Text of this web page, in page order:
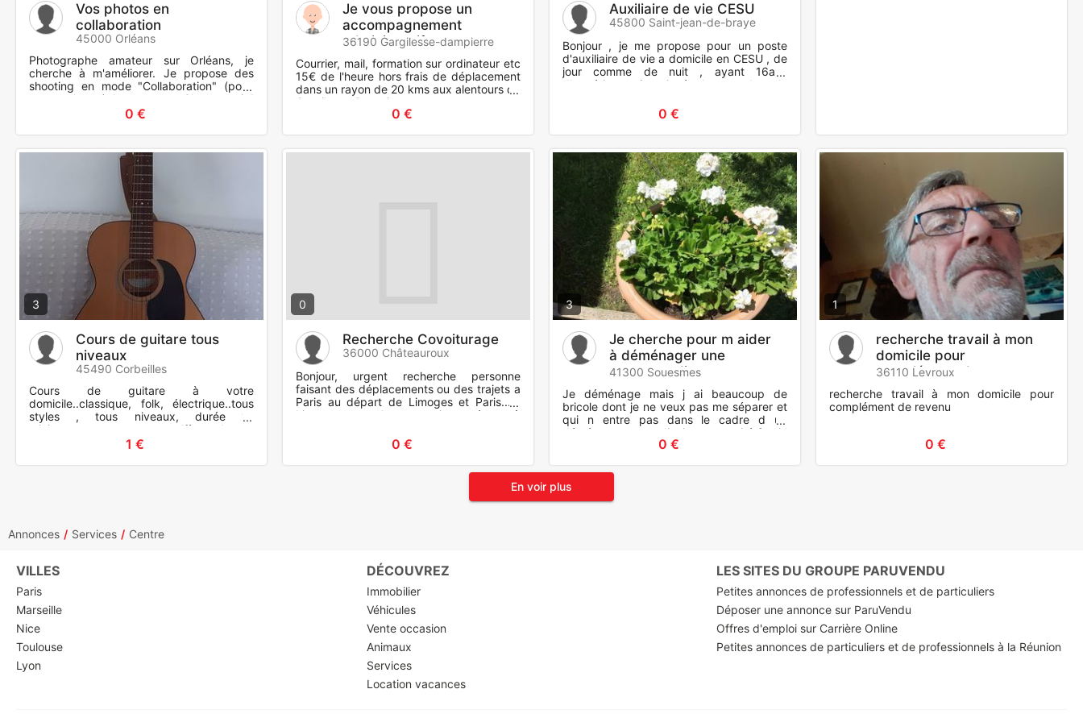
Vos photos en
collaboration
45000 Orléans
Photographe amateur sur Orléans, je
cherche à m'améliorer. Je propose des
shooting en mode "Collaboration" (pose
contre photos). Le concept : C'est gratuit !
0 €
Je vous propose un
accompagnement
administratif
36190 Gargilesse-dampierre
Courrier, mail, formation sur ordinateur etc
15€ de l'heure hors frais de déplacement
dans un rayon de 20 kms aux alentours de
Gargilesse-Dampierre.
0 €
Auxiliaire de vie CESU
45800 Saint-jean-de-braye
Bonjour , je me propose pour un poste
d'auxiliaire de vie a domicile en CESU , de
jour comme de nuit , ayant 16ans
d'expérience ( mais également dans la
0 €
3
Cours de guitare tous
niveaux
45490 Corbeilles
Cours de guitare à votre
domicile..classique, folk, électrique..tous
styles , tous niveaux, durée 1h
minimum...avec ou sans solfège..chant ,
1 €
0
Recherche Covoiturage
36000 Châteauroux
Bonjour, urgent recherche personne
faisant des déplacements ou des trajets a
Paris au départ de Limoges et Paris......
Limoges pour le retour jour même où
0 €
3
Je cherche pour m aider
à déménager une
personne dispo
41300 Souesmes
Je déménage mais j ai beaucoup de
bricole dont je ne veux pas me séparer et
qui n entre pas dans le cadre d un
déménagement ordinaire un retraité ferai l
affaire ou un étudiant mo
0 €
1
recherche travail à mon
domicile pour
complément de revenu
36110 Levroux
recherche travail à mon domicile pour
complément de revenu
0 €
En voir plus
Annonces Services Centre
VILLES
Paris
Marseille
Nice
Toulouse
Lyon
DÉCOUVREZ
Immobilier
Véhicules
Vente occasion
Animaux
Services
Location vacances
LES SITES DU GROUPE PARUVENDU
Petites annonces de professionnels et de particuliers
Déposer une annonce sur ParuVendu
Offres d'emploi sur Carrière Online
Petites annonces de particuliers et de professionnels à la Réunion